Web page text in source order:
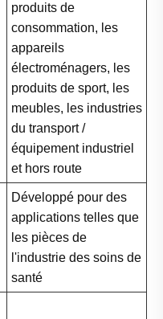
produits de
consommation, les
appareils
électroménagers, les
produits de sport, les
meubles, les industries
du transport /
équipement industriel
et hors route
Développé pour des
applications telles que
les pièces de
l'industrie des soins de
santé